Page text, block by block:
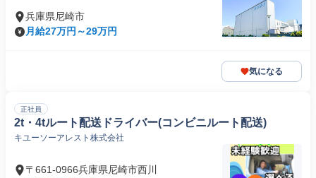
兵庫県尼崎市
月給27万円～29万円
気になる
正社員
2t・4tルート配送ドライバー(コンビニルート配送)
キユーソーアレスト株式会社
〒661-0966兵庫県尼崎市西川